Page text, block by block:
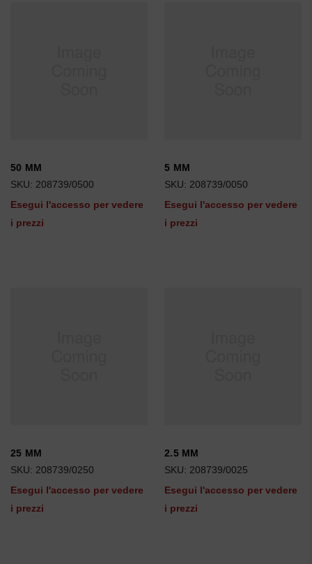
50 MM
SKU: 208739/0500
Esegui l'accesso per vedere
i prezzi
5 MM
SKU: 208739/0050
Esegui l'accesso per vedere
i prezzi
25 MM
SKU: 208739/0250
Esegui l'accesso per vedere
i prezzi
2.5 MM
SKU: 208739/0025
Esegui l'accesso per vedere
i prezzi